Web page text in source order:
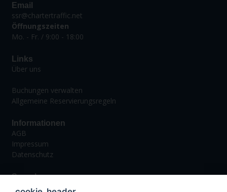
Email
ssr@chartertraffic.net
Öffnungszeiten
Mo. - Fr. / 9:00 - 18:00
Links
Über uns
Buchungen verwalten
Allgemeine Reservierungsregeln
Informationen
AGB
Impressum
Datenschutz
Sprachen
Deutsch